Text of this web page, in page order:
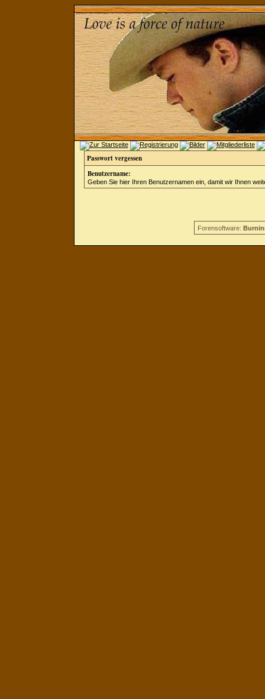
Passwort vergessen
Benutzername:
Geben Sie hier Ihren Benutzernamen ein, damit wir Ihnen
Forensoftware: